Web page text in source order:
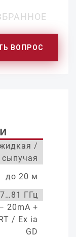
ВОПРОС
/
сыпучая
до 20 м
ГГц
20mA +
/ Ex ia
GD